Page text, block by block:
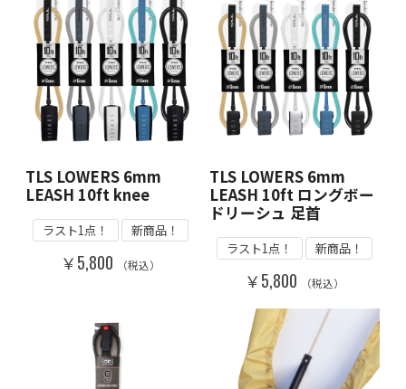
TLS LOWERS 6mm
LEASH 10ft knee
ラスト1点！ 新商品！
￥5,800 （税込）
TLS LOWERS 6mm
LEASH 10ft ロングボー
ドリーシュ 足首
ラスト1点！ 新商品！
￥5,800 （税込）